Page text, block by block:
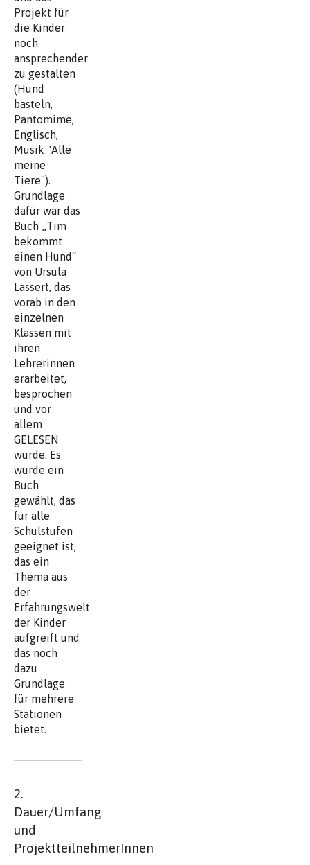
Projekt für
die Kinder
noch
ansprechender
zu gestalten
(Hund
basteln,
Pantomime,
Englisch,
Musik "Alle
meine
Tiere").
Grundlage
dafür war das
Buch „Tim
bekommt
einen Hund“
von Ursula
Lassert, das
vorab in den
einzelnen
Klassen mit
ihren
Lehrerinnen
erarbeitet,
besprochen
und vor
allem
GELESEN
wurde. Es
wurde ein
Buch
gewählt, das
für alle
Schulstufen
geeignet ist,
das ein
Thema aus
der
Erfahrungswelt
der Kinder
aufgreift und
das noch
dazu
Grundlage
für mehrere
Stationen
bietet.
2.
Dauer/Umfang
und
ProjektteilnehmerInnen